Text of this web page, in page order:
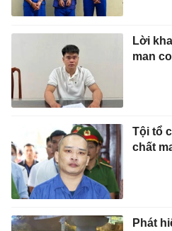
Lời
man
Tội tổ
chất
Phát